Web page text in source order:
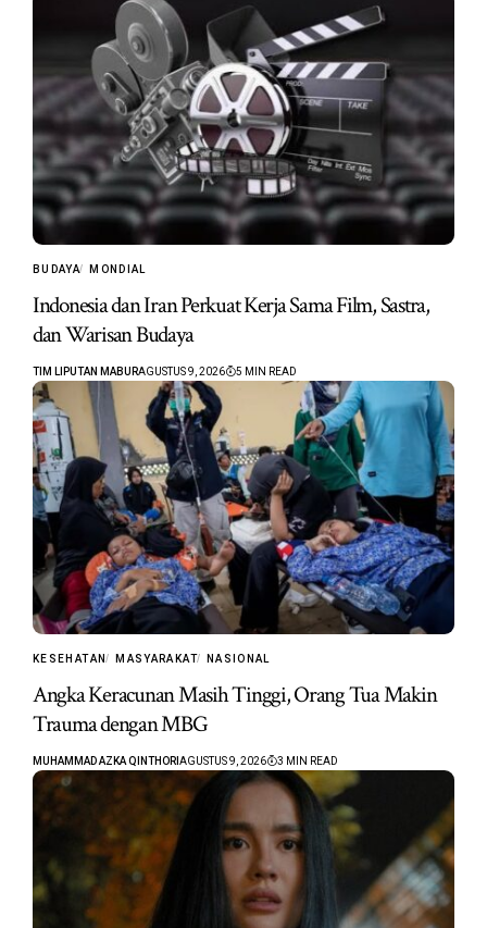
BUDAYA MONDIAL
Indonesia dan Iran Perkuat Kerja Sama Film, Sastra,
dan Warisan Budaya
TIM LIPUTAN MABURAGUSTUS 9, 2026 5 MIN READ
KESEHATAN MASYARAKAT NASIONAL
Angka Keracunan Masih Tinggi, Orang Tua Makin
Trauma dengan MBG
MUHAMMAD AZKA QINTHORI AGUSTUS 9, 2026 3 MIN READ